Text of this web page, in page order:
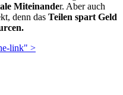
Miteinander. Aber auch
denn das Teilen spart Geld
link" >